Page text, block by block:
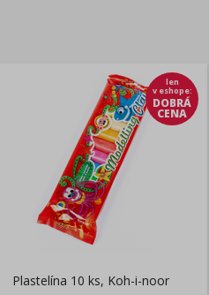
len
v eshope:
DOBRÁ
CENA
Plastelína 10 ks, Koh-i-noor